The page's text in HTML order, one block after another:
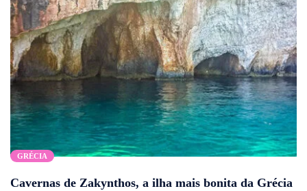
GRÉCIA
Cavernas de Zakynthos, a ilha mais bonita da Grécia